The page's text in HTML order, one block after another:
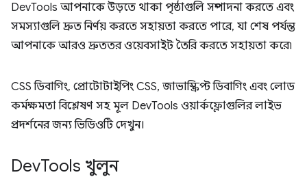
DevTools আপনাকে উড়তে থাকা পৃষ্ঠাগুলি সম্পাদনা করতে এবং
সমস্যাগুলি দ্রুত নির্ণয় করতে সহায়তা করতে পারে, যা শেষ পর্যন্ত
আপনাকে আরও দ্রুততর ওয়েবসাইট তৈরি করতে সহায়তা করে৷
CSS ডিবাগিং, প্রোটোটাইপিং CSS, জাভাস্ক্রিপ্ট ডিবাগিং এবং লোড
কর্মক্ষমতা বিশ্লেষণ সহ মূল DevTools ওয়ার্কফ্লোগুলির লাইভ
প্রদর্শনের জন্য ভিডিওটি দেখুন।
DevTools খুলুন